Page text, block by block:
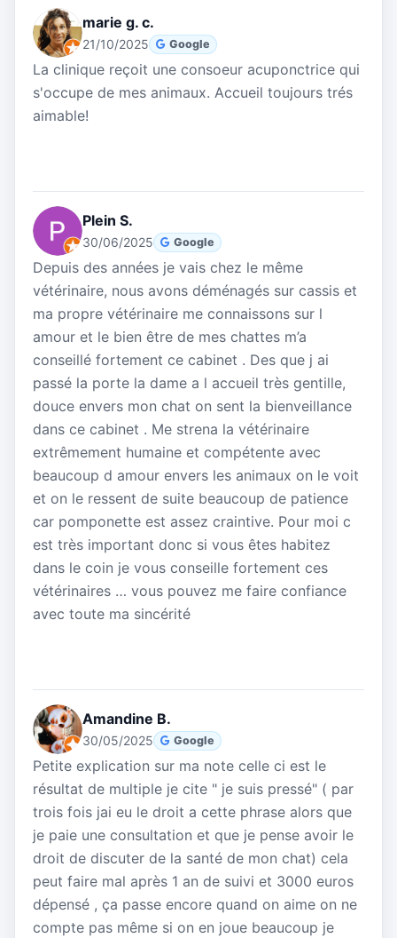
marie g. c.
21/10/2025 Google
La clinique reçoit une consoeur acuponctrice qui
s'occupe de mes animaux. Accueil toujours trés
aimable!
Plein S.
30/06/2025 Google
Depuis des années je vais chez le même
vétérinaire, nous avons déménagés sur cassis et
ma propre vétérinaire me connaissons sur l
amour et le bien être de mes chattes m’a
conseillé fortement ce cabinet . Des que j ai
passé la porte la dame a l accueil très gentille,
douce envers mon chat on sent la bienveillance
dans ce cabinet . Me strena la vétérinaire
extrêmement humaine et compétente avec
beaucoup d amour envers les animaux on le voit
et on le ressent de suite beaucoup de patience
car pomponette est assez craintive. Pour moi c
est très important donc si vous êtes habitez
dans le coin je vous conseille fortement ces
vétérinaires … vous pouvez me faire confiance
avec toute ma sincérité
Amandine B.
30/05/2025 Google
Petite explication sur ma note celle ci est le
résultat de multiple je cite " je suis pressé" ( par
trois fois jai eu le droit a cette phrase alors que
je paie une consultation et que je pense avoir le
droit de discuter de la santé de mon chat) cela
peut faire mal après 1 an de suivi et 3000 euros
dépensé , ça passe encore quand on aime on ne
compte pas même si on en joue beaucoup je